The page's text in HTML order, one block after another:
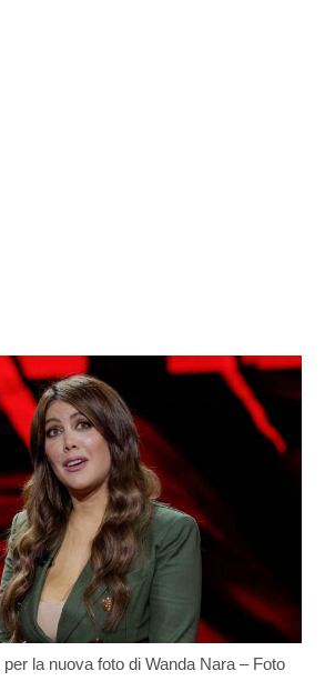
la nuova foto di Wanda Nara – Foto